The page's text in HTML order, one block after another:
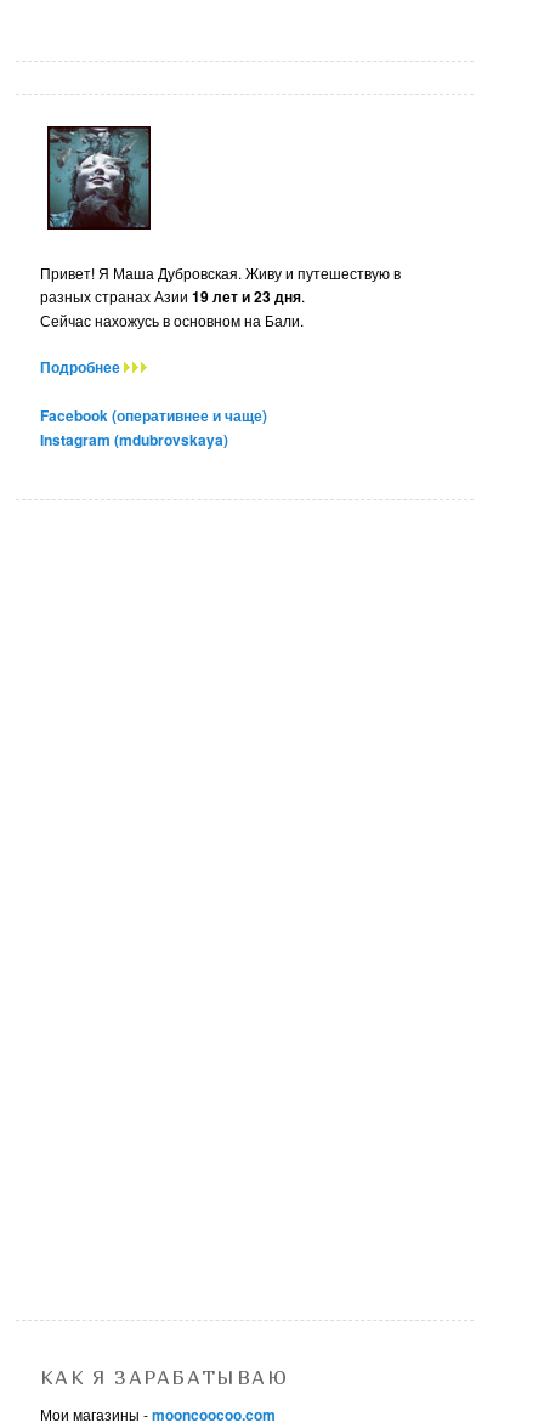
Привет! Я Маша Дубровская. Живу и путешествую в
разных странах Азии19 лет и 23 дня.
Сейчас нахожусь в основном на Бали.
Подробнее
Facebook (оперативнее и чаще)
Instagram (mdubrovskaya)
КАК Я ЗАРАБАТЫВАЮ
Мои магазины -mooncoocoo.com